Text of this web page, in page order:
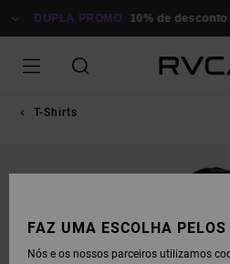
PARA DUPLA PROMO 10% de desconto
T-Shirts
FAZ UMA ESCOLHA PELOS
Nós e os nossos parceiros utilizamos